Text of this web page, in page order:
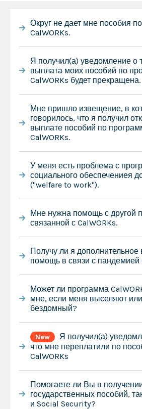
Округ не дает мне пособия
CalWORKs.
Я получил(а) уведомление о
выплата моих пособий по
CalWORKs будет прекращена.
Мне пришло извещение, в
говорилось, что я получил
выплате пособий по
CalWORKs.
У меня есть проблема с
социального обеспечениея
("welfare to work").
Мне нужна помощь с другой
связанной с CalWORKs.
Получу ли я дополнительное
помощь в связи с пандемией
Может ли программа
мне, если меня выселяют
бездомный?
New
Я получил(а)
что мне переплатили по
CalWORKs
Помогаете ли Вы в
государственных пособий,
и Social Security?